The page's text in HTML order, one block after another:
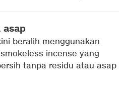
asap
beralih menggunakan
incense yang
tanpa residu atau asap